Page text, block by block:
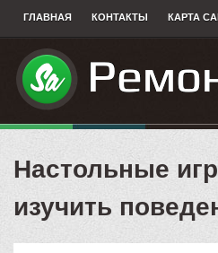
ГЛАВНАЯ КОНТАКТЫ КАРТА
Настольные
изучить